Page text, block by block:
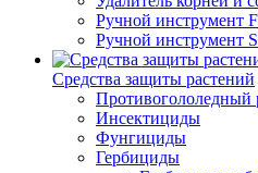
Ручной инструмент
Ручной инструмент
Средства защиты растений
Противогололедный
Инсектициды
Фунгициды
Гербициды